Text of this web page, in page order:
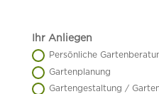
Ihr
Anliegen
Ihr Anliegen
Persönliche
Gartenplanung
Gartengestaltung /